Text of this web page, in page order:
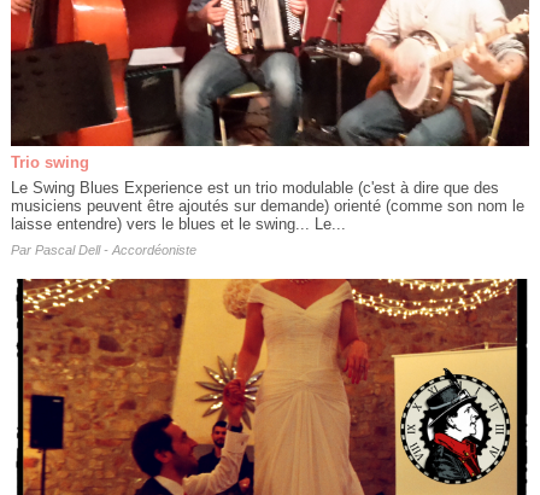
Trio swing
Le Swing Blues Experience est un trio modulable (c'est à dire que des
musiciens peuvent être ajoutés sur demande) orienté (comme son nom le
laisse entendre) vers le blues et le swing... Le...
Par Pascal Dell - Accordéoniste